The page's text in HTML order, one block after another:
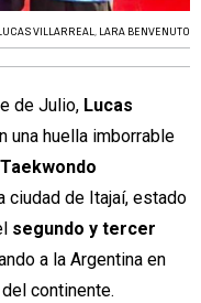
LUCAS VILLARREAL, LARA BENVENUTO
de Julio, Lucas
una huella imborrable
ciudad de Itajaí, estado
segundo y tercer
a la Argentina en
continente.